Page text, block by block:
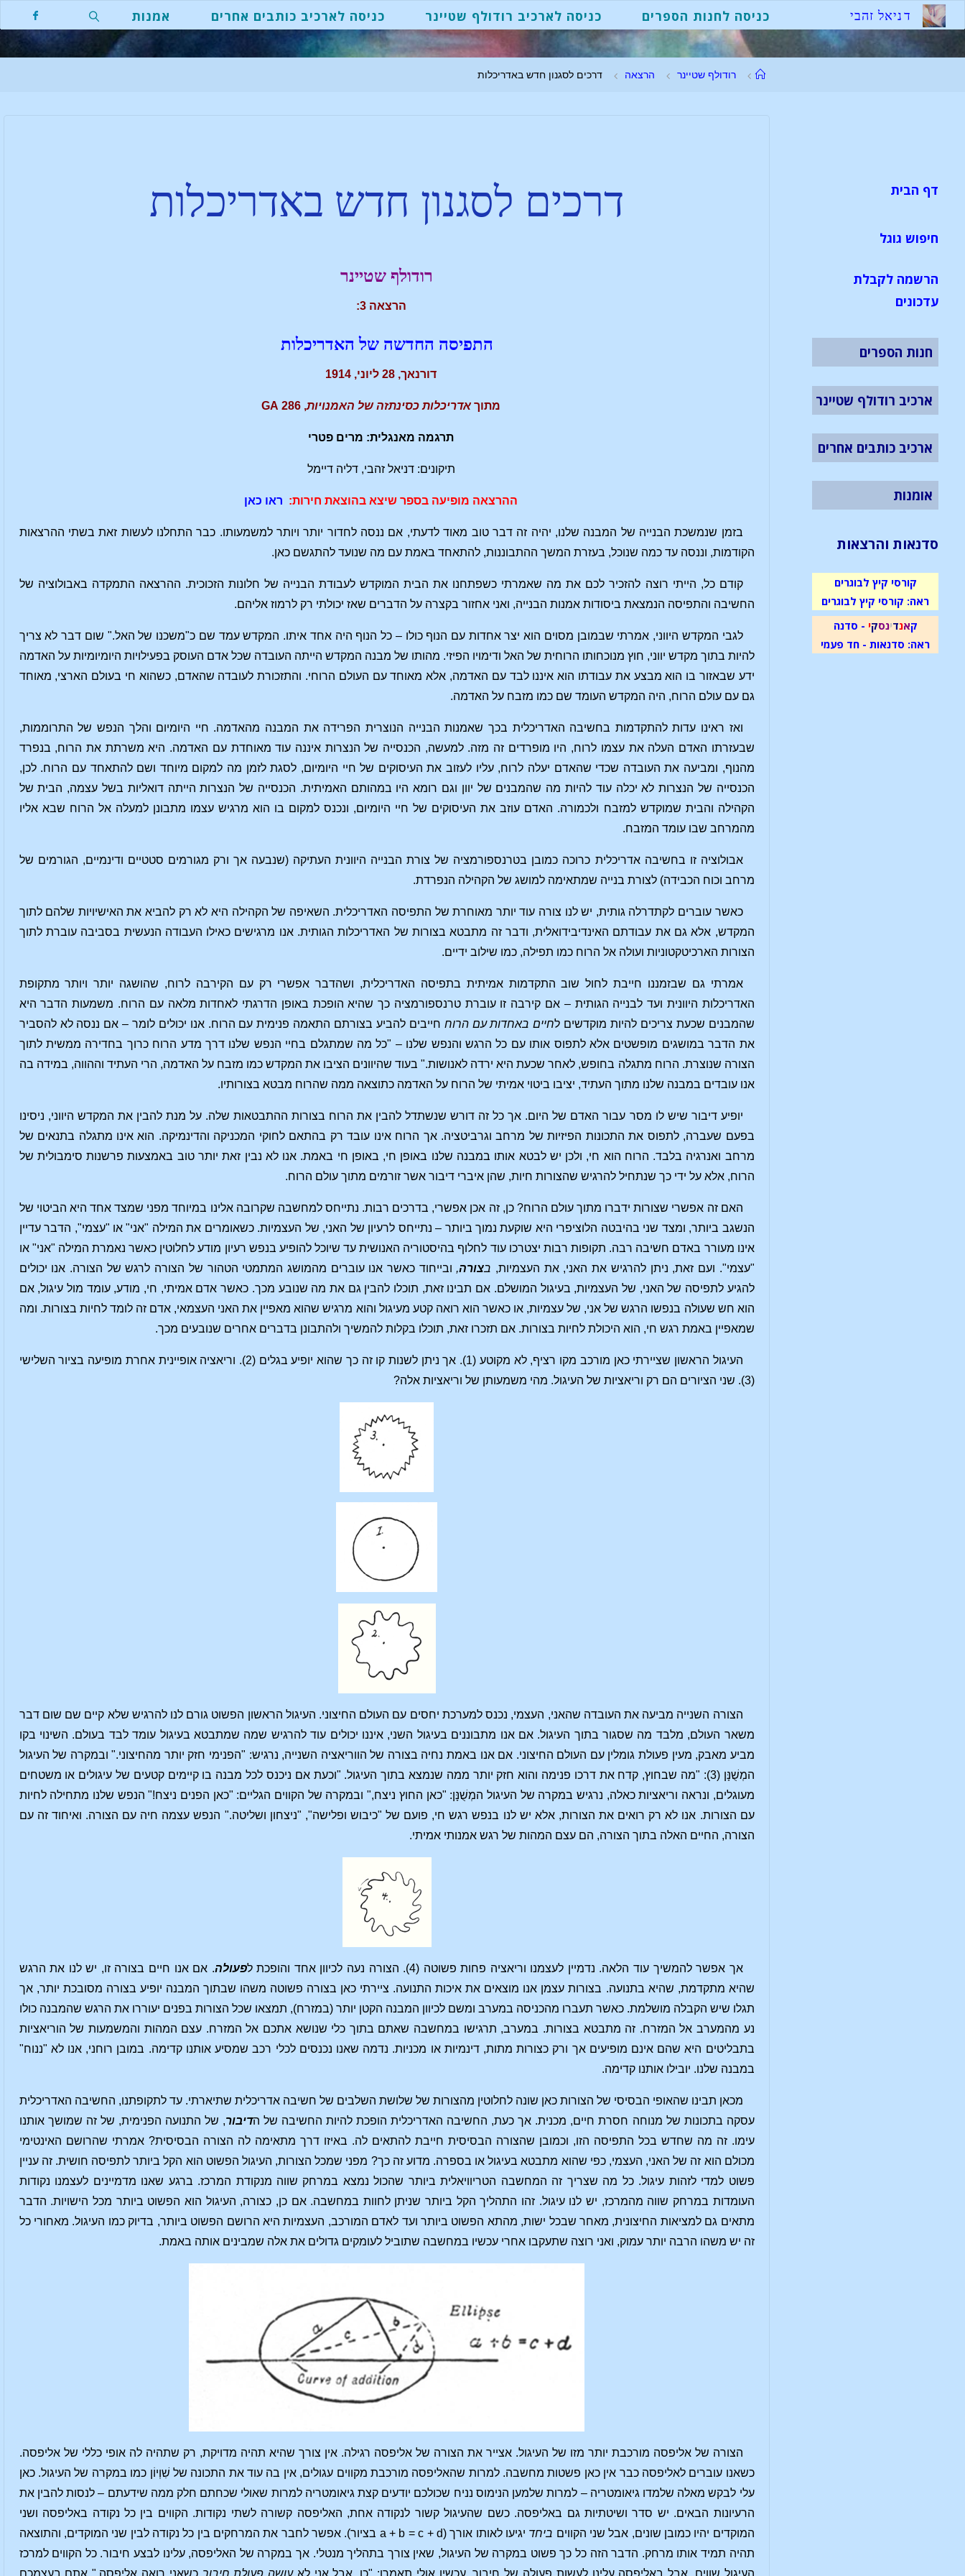
דניאל זהבי כניסה לחנות הספרים כניסה לארכיב רודולף שטיינר כניסה לארכיב כותבים אחרים אמנות
רודולף שטיינר הרצאה דרכים לסגנון חדש באדריכלות
דרכים לסגנון חדש באדריכלות
רודולף שטיינר
הרצאה 3:
התפיסה החדשה של האדריכלות
דורנאך, 28 ליוני, 1914
מתוך אדריכלות כסינתזה של האמנויות, 286 GA
תרגמה מאנגלית: מרים פטרי
תיקונים: דניאל זהבי, דליה דיימל
ההרצאה מופיעה בספר שיצא בהוצאת חירות: ראו כאן
בזמן שנמשכת הבנייה של המבנה שלנו, יהיה זה דבר טוב מאוד לדעתי, אם ננסה לחדור יותר ויותר למשמעותו. כבר התחלנו לעשות זאת בשתי ההרצאות
הקודמות, וננסה עד כמה שנוכל, בעזרת המשך ההתבוננות, להתאחד באמת עם מה שנועד להתגשם כאן.
קודם כל, הייתי רוצה להזכיר לכם את מה שאמרתי כשפתחנו את הבית המוקדש לעבודת הבנייה של חלונות הזכוכית. ההרצאה התמקדה באבולוציה של
החשיבה והתפיסה הנמצאת ביסודות אמנות הבנייה, ואני אחזור בקצרה על הדברים שאז יכולתי רק לרמוז אליהם.
לגבי המקדש היווני, אמרתי שבמובן מסוים הוא יצר אחדות עם הנוף כולו – כל הנוף היה אחד איתו. המקדש עמד שם כ"משכנו של האל." שום דבר לא צריך
להיות בתוך מקדש יווני, חוץ מנוכחותו הרוחית של האל ודימויו הפיזי. מהותו של מבנה המקדש הייתה העובדה שכל אדם העוסק בפעילויות היומיומיות על האדמה
ידע שבאזור בו הוא מבצע את עבודתו הוא איננו לבד עם האדמה, אלא מאוחד עם העולם הרוחי. והתזכורת לעובדה שהאדם, כשהוא חי בעולם הארצי, מאוחד
גם עם עולם הרוח, היה המקדש העומד שם כמו מזבח על האדמה.
ואז ראינו עדות להתקדמות בחשיבה האדריכלית בכך שאמנות הבנייה הנוצרית הפרידה את המבנה מהאדמה. חיי היומיום והלך הנפש של התרוממות,
שבעזרתו האדם העלה את עצמו לרוח, היו מופרדים זה מזה. למעשה, הכנסייה של הנצרות איננה עוד מאוחדת עם האדמה. היא משרתת את הרוח, בנפרד
מהנוף, ומביעה את העובדה שכדי שהאדם יעלה לרוח, עליו לעזוב את העיסוקים של חיי היומיום, לסגת לזמן מה למקום מיוחד ושם להתאחד עם הרוח. לכן,
הכנסייה של הנצרות לא יכלה עוד להיות מה שהמבנים של יוון וגם רומא היו במהותם האמיתית. הכנסייה של הנצרות הייתה דואליות בשל עצמה, הבית של
הקהילה והבית שמוקדש למזבח ולכמורה. האדם עוזב את העיסוקים של חיי היומיום, ונכנס למקום בו הוא מרגיש עצמו מתבונן למעלה אל הרוח שבא אליו
מהמרחב שבו עומד המזבח.
אבולוציה זו בחשיבה אדריכלית כרוכה כמובן בטרנספורמציה של צורת הבנייה היוונית העתיקה (שנבעה אך ורק מגורמים סטטיים ודינמיים, הגורמים של
מרחב וכוח הכבידה) לצורת בנייה שמתאימה למושג של הקהילה הנפרדת.
כאשר עוברים לקתדרלה גותית, יש לנו צורה עוד יותר מאוחרת של התפיסה האדריכלית. השאיפה של הקהילה היא לא רק להביא את האישיויות שלהם לתוך
המקדש, אלא גם את עבודתם האינדיבידואלית, ודבר זה מתבטא בצורות של האדריכלות הגותית. אנו מרגישים כאילו העבודה הנעשית בסביבה עוברת לתוך
הצורות הארכיטקטוניות ועולה אל הרוח כמו תפילה, כמו שילוב ידיים.
אמרתי גם שבזמננו חייבת לחול שוב התקדמות אמיתית בתפיסה האדריכלית, ושהדבר אפשרי רק עם הקירבה לרוח, שהושגה יותר ויותר מתקופת
האדריכלות היוונית ועד לבנייה הגותית – אם קירבה זו עוברת טרנספורמציה כך שהיא הופכת באופן הדרגתי לאחדות מלאה עם הרוח. משמעות הדבר היא
שהמבנים שכעת צריכים להיות מוקדשים לחיים באחדות עם הרוח חייבים להביע בצורתם התאמה פנימית עם הרוח. אנו יכולים לומר – אם ננסה לא להסביר
את הדבר במושגים מופשטים אלא לתפוס אותו עם כל הרגש והנפש שלנו – "כל מה שמתגלם בחיי הנפש שלנו דרך מדע הרוח כרוך בחדירה ממשית לתוך
הצורה שנוצרת. הרוח מתגלה בחופש, לאחר שכעת היא ירדה לאנושות." בעוד שהיוונים הציבו את המקדש כמו מזבח על האדמה, הרי העתיד וההווה, במידה בה
אנו עובדים במבנה שלנו מתוך העתיד, יציבו ביטוי אמיתי של הרוח על האדמה כתוצאה ממה שהרוח מבטא בצורותיו.
יופיע דיבור שיש לו מסר עבור האדם של היום. אך כל זה דורש שנשתדל להבין את הרוח בצורות ההתבטאות שלה. על מנת להבין את המקדש היווני, ניסינו
בפעם שעברה, לתפוס את התכונות הפיזיות של מרחב וגרביטציה. אך הרוח אינו עובד רק בהתאם לחוקי המכניקה והדינמיקה. הוא אינו מתגלה בתנאים של
מרחב ואנרגיה בלבד. הרוח הוא חי, ולכן יש לבטא אותו במבנה שלנו באופן חי, באופן חי באמת. אנו לא נבין זאת יותר טוב באמצעות פרשנות סימבולית של
הרוח, אלא על ידי כך שנתחיל להרגיש שהצורות חיות, שהן איברי דיבור אשר זורמים מתוך עולם הרוח.
האם זה אפשרי שצורות ידברו מתוך עולם הרוח? כן, זה אכן אפשרי, בדרכים רבות. נתייחס למחשבה שקרובה אלינו במיוחד מפני שמצד אחד היא הביטוי של
הנשגב ביותר, ומצד שני בהיבטה הלוציפרי היא שוקעת נמוך ביותר – נתייחס לרעיון של האני, של העצמיות. כשאומרים את המילה "אני" או "עצמי", הדבר עדיין
אינו מעורר באדם חשיבה רבה. תקופות רבות יצטרכו עוד לחלוף בהיסטוריה האנושית עד שיוכל להופיע בנפש רעיון מודע לחלוטין כאשר נאמרת המילה "אני" או
"עצמי". ועם זאת, ניתן להרגיש את האני, את העצמיות, בצורה, ובייחוד כאשר אנו עוברים מהמושג המתמטי הטהור של הצורה לרגש של הצורה. אנו יכולים
להגיע לתפיסה של האני, של העצמיות, בעיגול המושלם. אם תבינו זאת, תוכלו להבין גם את מה שנובע מכך. כאשר אדם אמיתי, חי, מודע, עומד מול עיגול, אם
הוא חש שעולה בנפשו הרגש של אני, של עצמיות, או כאשר הוא רואה קטע מעיגול והוא מרגיש שהוא מאפיין את האני העצמאי, אדם זה לומד לחיות בצורות. ומה
שמאפיין באמת רגש חי, הוא היכולת לחיות בצורות. אם תזכרו זאת, תוכלו בקלות להמשיך ולהתבונן בדברים אחרים שנובעים מכך.
העיגול הראשון שציירתי כאן מורכב מקו רציף, לא מקוטע (1). אך ניתן לשנות קו זה כך שהוא יופיע בגלים (2). וריאציה אופיינית אחרת מופיעה בציור השלישי
(3). שני הציורים הם רק וריאציות של העיגול. מהי משמעותן של וריאציות אלה?
הצורה השנייה מביעה את העובדה שהאני, העצמי, נכנס למערכת יחסים עם העולם החיצוני. העיגול הראשון הפשוט גורם לנו להרגיש שלא קיים שם שום דבר
משאר העולם, מלבד מה שסגור בתוך העיגול. אם אנו מתבוננים בעיגול השני, איננו יכולים עוד להרגיש שמה שמתבטא בעיגול עומד לבד בעולם. השינוי בקו
מביע מאבק, מעין פעולת גומלין עם העולם החיצוני. אם אנו באמת נחיה בצורה של הווריאציה השנייה, נרגיש: "הפנימי חזק יותר מהחיצוני." ובמקרה של העיגול
המְשֻׁנָּן (3): "מה שבחוץ, קדח את דרכו פנימה והוא חזק יותר ממה שנמצא בתוך העיגול. "וכעת אם ניכנס לכל מבנה בו קיימים קטעים של עיגולים או משטחים
מעוגלים, ונראה וריאציות כאלה, נרגיש במקרה של העיגול המְשֻׁנָּן: "כאן החוץ ניצח," ובמקרה של הקווים הגליים: "כאן הפנים ניצח!" הנפש שלנו מתחילה לחיות
עם הצורות. אנו לא רק רואים את הצורות, אלא יש לנו בנפש רגש חי, פועם של "כיבוש ופלישה", "ניצחון ושליטה." הנפש עצמה חיה עם הצורה. ואיחוד זה עם
הצורה, החיים האלה בתוך הצורה, הם עצם המהות של רגש אמנותי אמיתי.
אך אפשר להמשיך עוד הלאה. נדמיין לעצמנו וריאציה פחות פשוטה (4). הצורה נעה לכיוון אחד והופכת ל פעולה. אם אנו חיים בצורה זו, יש לנו את הרגש
שהיא מתקדמת, שהיא בתנועה. בצורות עצמן אנו מוצאים את איכות התנועה. ציירתי כאן בצורה פשוטה משהו שבתוך המבנה יופיע בצורה מסובכת יותר, אך
תגלו שיש הקבלה מושלמת. כאשר תעברו מהכניסה במערב ומשם לכיוון המבנה הקטן יותר (במזרח), תמצאו שכל הצורות בפנים יעוררו את הרגש שהמבנה כולו
נע מהמערב אל המזרח. זה מתבטא בצורות. במערב, תרגישו במחשבה שאתם בתוך כלי שנושא אתכם אל המזרח. עצם המהות והמשמעות של הוריאציות
בתבליטים היא שהם אינם מופיעים אך ורק כצורות מתות, דינמיות או מכניות. נדמה שאנו נכנסים לכלי רכב שמסיע אותנו קדימה. במובן רוחני, אנו לא "ננוח"
במבנה שלנו. יובילו אותנו קדימה.
מכאן תבינו שהאופי הבסיסי של הצורות כאן שונה לחלוטין מהצורות של שלושת השלבים של חשיבה אדריכלית שתיארתי. עד לתקופתנו, החשיבה האדריכלית
עסקה בתכונות של מנוחה חסרת חיים, מכנית. אך כעת, החשיבה האדריכלית הופכת להיות החשיבה של הדיבור, של התנועה הפנימית, של זה שמושך אותנו
עימו. זה מה שחדש בכל התפיסה הזו, וכמובן שהצורה הבסיסית חייבת להתאים לה. באיזו דרך מתאימה לה הצורה הבסיסית? אמרתי שהרושם האינטימי
מכולם הוא זה של האני, העצמי, כפי שהוא מתבטא בעיגול או בספרה. מדוע זה כך? מפני שמכל הצורות, העיגול הפשוט הוא הקל ביותר לתפיסה חושית. זה עניין
פשוט למדי לזהות עיגול. כל מה שצריך זה המחשבה הטריוויאלית ביותר שהכול נמצא במרחק שווה מנקודת המרכז. ברגע שאנו מדמיינים לעצמנו נקודות
העומדות במרחק שווה מהמרכז, יש לנו עיגול. זהו התהליך הקל ביותר שניתן לחוות במחשבה. אם כן, כצורה, העיגול הוא הפשוט ביותר מכל הישויות. הדבר
מתאים גם למציאות החיצונית, מאחר שבכל ישות, מהתא הפשוט ביותר ועד לאדם המורכב, העצמיות היא הרושם הפשוט ביותר, בדיוק כמו העיגול. מאחורי כל
זה יש משהו הרבה יותר עמוק, ואני רוצה שתעקבו אחרי עכשיו במחשבה שתוביל לעומקים גדולים את אלה שמבינים אותה באמת.
הצורה של אליפסה מורכבת יותר מזו של העיגול. אצייר את הצורה של אליפסה רגילה. אין צורך שהיא תהיה מדויקת, רק שתהיה לה אופי כללי של אליפסה.
כשאנו עוברים לאליפסה כבר אין כאן פשטות מחשבה. למרות שהאליפסה מורכבת מקווים עגולים, אין בה עוד את התכונה של שִׁוְיוֹן כמו במקרה של העיגול. כאן
עלי לבקש מאלה שלמדו גיאומטריה – למרות שלמען הנימוס נניח שכולכם יודעים קצת גיאומטריה למרות שאולי שכחתם חלק ממה שידעתם – לנסות להבין את
הרעיונות הבאים. יש סדר ושיטתיות גם באליפסה. כשם שהעיגול קשור לנקודה אחת, האליפסה קשורה לשתי נקודות. הקווים בין כל נקודה באליפסה ושני
המוקדים יהיו כמובן שונים, אבל שני הקווים ביחד
יגיעו לאותו אורך (a + b = c + d בציור). אפשר לחבר את המרחקים בין כל נקודה לבין שני המוקדים, והתוצאה
תהיה תמיד אותו מרחק. הדבר הזה כל כך פשוט במקרה של העיגול, שאין צורך בתהליך מנטלי. אך במקרה של האליפסה, עלינו לבצע חיבור. כל הקווים למרכז
העיגול שווים, אבל באליפסה עלינו לעשות פעולה של חיבור. עכשיו אולי תאמרו: "כן, אבל אני לאעושה פעולת חיבור כשאני רואה אליפסה." אתם בעצמכם
דף הבית
חיפוש גוגל
הרשמה לקבלת
עדכונים
חנות הספרים
ארכיב רודולף שטיינר
ארכיב כותבים אחרים
אומנות
סדנאות והרצאות
קורסי קיץ לבוגרים
ראה: קורסי קיץ לבוגרים
קאנדינסקי - סדנה
ראה: סדנאות - חד פעמי